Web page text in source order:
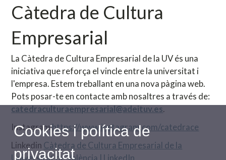
Càtedra de Cultura
Empresarial
La Càtedra de Cultura Empresarial de la UV és una
iniciativa que reforça el vincle entre la universitat i
l'empresa. Estem treballant en una nova pàgina web.
Pots posar-te en contacte amb nosaltres a través de:
catedraculturaempresarial@adeituv.es.
Instagramhttps://www.instagram.com/catedrace
Linkedin Càtedra de Cultura Empresarial de la
Universitat de València | LinkedIn
Cookies i política de
privacitat